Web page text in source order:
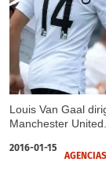
Louis Van Gaal
Manchester United.
2016-01-15
AGENCIAS